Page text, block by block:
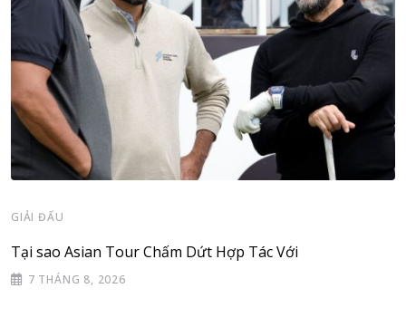
GIẢI ĐẤU
Tại sao Asian Tour Chấm Dứt Hợp Tác Với
7 THÁNG 8, 2026